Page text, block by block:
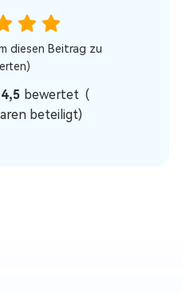
diesen Beitrag zu
4,5 bewertet (
beteiligt)